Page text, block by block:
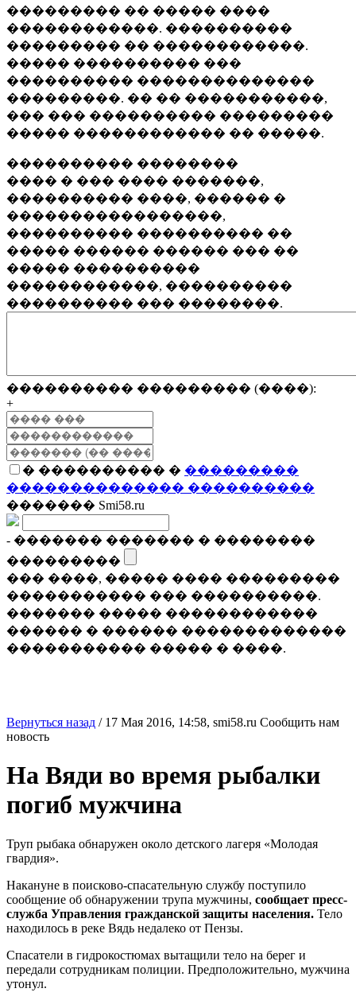
��������� �� ����� ����
������������. ����������
��������� �� ������������.
����� ���������� ���
���������� ��������������
���������. �� �� �����������,
��� ��� ���������� ���������
����� ������������ �� �����.
���������� ��������
���� � ��� ���� �������,
���������� ����, ������ �
�����������������,
���������� ���������� ��
����� ������ ������ ��� ��
����� ����������
������������, ����������
���������� ��� ��������.
���������� ��������� (����):
+
� ���������� � ���������
�������������� ����������
������� Smi58.ru
- ������� ������� � ��������
���������
��� ����, ����� ���� ���������
����������� ��� ����������.
������� ����� ������������
������ � ������ �������������
����������� ����� � ����.
Вернуться назад / 17 Мая 2016, 14:58, smi58.ru Сообщить нам
новость
На Вяди во время рыбалки
погиб мужчина
Труп рыбака обнаружен около детского лагеря «Молодая
гвардия».
Накануне в поисково-спасательную службу поступило
сообщение об обнаружении трупа мужчины, сообщает пресс-
служба Управления гражданской защиты населения. Тело
находилось в реке Вядь недалеко от Пензы.
Спасатели в гидрокостюмах вытащили тело на берег и
передали сотрудникам полиции. Предположительно, мужчина
утонул.